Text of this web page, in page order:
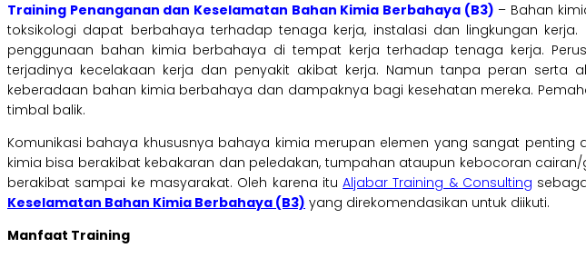
Training Penanganan dan Keselamatan Bahan Kimia Berbahaya (B3) – Bahan
toksikologi dapat berbahaya terhadap tenaga kerja, instalasi dan lingkungan
penggunaan bahan kimia berbahaya di tempat kerja terhadap tenaga kerja.
terjadinya kecelakaan kerja dan penyakit akibat kerja. Namun tanpa peran
keberadaan bahan kimia berbahaya dan dampaknya bagi kesehatan mereka.
timbal balik.
Komunikasi bahaya khususnya bahaya kimia merupan elemen yang sangat
kimia bisa berakibat kebakaran dan peledakan, tumpahan ataupun kebocoran
berakibat sampai ke masyarakat. Oleh karena ituAljabar Training & Consulting
Keselamatan Bahan Kimia Berbahaya (B3) yang direkomendasikan untuk diikuti.
Manfaat Training